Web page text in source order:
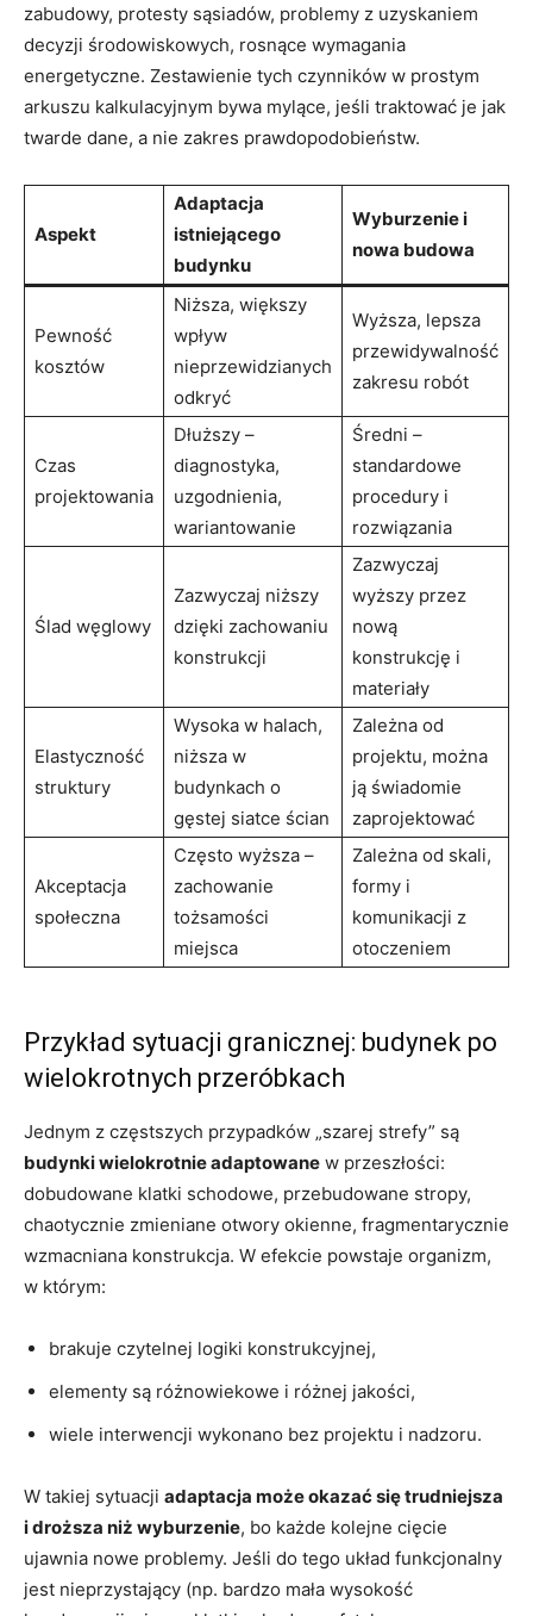
zabudowy, protesty sąsiadów, problemy z uzyskaniem
decyzji środowiskowych, rosnące wymagania
energetyczne. Zestawienie tych czynników w prostym
arkuszu kalkulacyjnym bywa mylące, jeśli traktować je jak
twarde dane, a nie zakres prawdopodobieństw.
Aspekt
Adaptacja
istniejącego
budynku
Wyburzenie i
nowa budowa
Pewność
kosztów
Niższa, większy
wpływ
nieprzewidzianych
odkryć
Wyższa, lepsza
przewidywalność
zakresu robót
Czas
projektowania
Dłuższy –
diagnostyka,
uzgodnienia,
wariantowanie
Średni –
standardowe
procedury i
rozwiązania
Ślad węglowy
Zazwyczaj niższy
dzięki zachowaniu
konstrukcji
Zazwyczaj
wyższy przez
nową
konstrukcję i
materiały
Elastyczność
struktury
Wysoka w halach,
niższa w
budynkach o
gęstej siatce ścian
Zależna od
projektu, można
ją świadomie
zaprojektować
Akceptacja
społeczna
Często wyższa –
zachowanie
tożsamości
miejsca
Zależna od skali,
formy i
komunikacji z
otoczeniem
Przykład sytuacji granicznej: budynek po
wielokrotnych przeróbkach
Jednym z częstszych przypadków „szarej strefy” są
budynki wielokrotnie adaptowane w przeszłości:
dobudowane klatki schodowe, przebudowane stropy,
chaotycznie zmieniane otwory okienne, fragmentarycznie
wzmacniana konstrukcja. W efekcie powstaje organizm,
w którym:
brakuje czytelnej logiki konstrukcyjnej,
elementy są różnowiekowe i różnej jakości,
wiele interwencji wykonano bez projektu i nadzoru.
W takiej sytuacji adaptacja może okazać się trudniejsza
i droższa niż wyburzenie, bo każde kolejne cięcie
ujawnia nowe problemy. Jeśli do tego układ funkcjonalny
jest nieprzystający (np. bardzo mała wysokość